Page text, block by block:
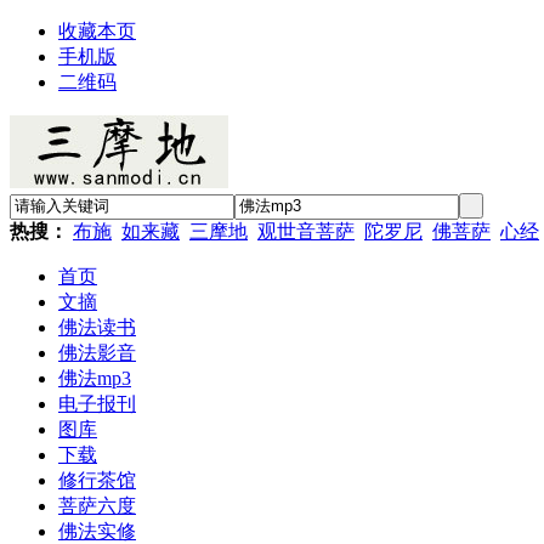
收藏本页
手机版
二维码
热搜： 布施 如来藏 三摩地 观世音菩萨 陀罗尼 佛菩萨 心经
首页
文摘
佛法读书
佛法影音
佛法mp3
电子报刊
图库
下载
修行茶馆
菩萨六度
佛法实修